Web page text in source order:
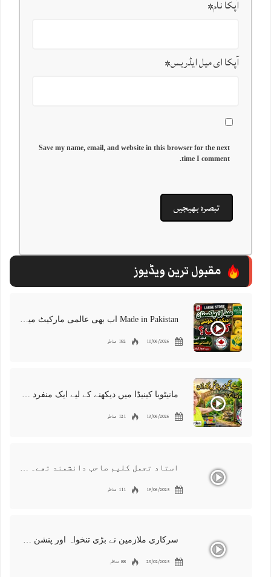
آپکا نام*
آپکا ای میل ایڈریس*
Save my name, email, and website in this browser for the next
time I comment.
مقبول ترین ویڈیوز
10/06/2026 182 مناظر
13/06/2026 121 مناظر
استاد تجمل کلیم صاحب دانشمند تھے۔ ایک عظیم دوست، معروف شاعر اور گلوکار۔ ہمیں اس کی کمی محسوس ہوتی ہے
19/06/2025 111 مناظر
سرکاری ملازمین نے بڑی تنخواہ اور پنشن میں کٹوتیوں کو مسترد کر دیا | دارالحکومت میں احتجاجی مظاہرہ اردو کینیڈا
23/02/2025 88 مناظر